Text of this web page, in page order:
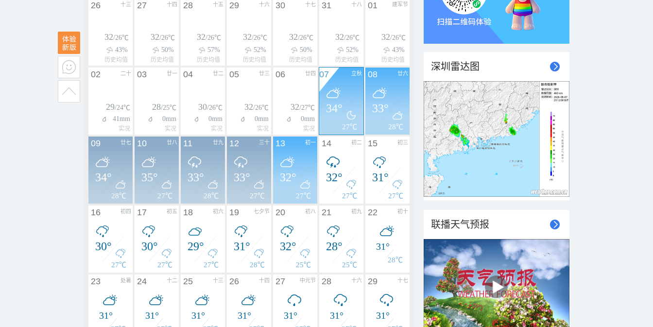
十三
26
32/26℃
43%
历史均值
十四
27
32/26℃
50%
历史均值
十五
28
32/26℃
57%
历史均值
十六
29
32/26℃
52%
历史均值
十七
30
32/26℃
50%
历史均值
十八
31
32/26℃
52%
历史均值
建军节
01
32/26℃
43%
历史均值
二十
02
29/24℃
41mm
实况
廿一
03
28/25℃
0mm
实况
廿二
04
30/26℃
0mm
实况
廿三
05
32/26℃
0mm
实况
廿四
06
32/27℃
0mm
实况
立秋
07
34°
27℃
廿六
08
33°
28℃
廿七
09
34°
28℃
廿八
10
35°
27℃
廿九
11
33°
28℃
三十
12
33°
27℃
初一
13
32°
27℃
初二
14
32°
27℃
初三
15
31°
27℃
初四
16
30°
27℃
初五
17
30°
27℃
初六
18
29°
27℃
七夕节
19
31°
28℃
初八
20
32°
25℃
初九
21
28°
25℃
初十
22
31°
28℃
处暑
23
31°
十二
24
31°
十三
25
31°
十四
26
31°
中元节
27
31°
十六
28
31°
十七
29
31°
深圳雷达图
联播天气预报